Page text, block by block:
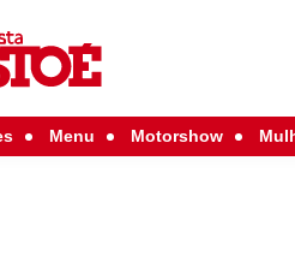
Menu Motorshow